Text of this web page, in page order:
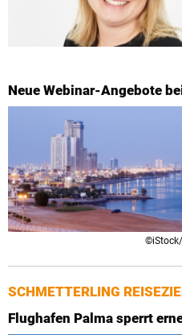
Neue Webinar-Angebote
SCHMETTERLING
Flughafen Palma sperrt